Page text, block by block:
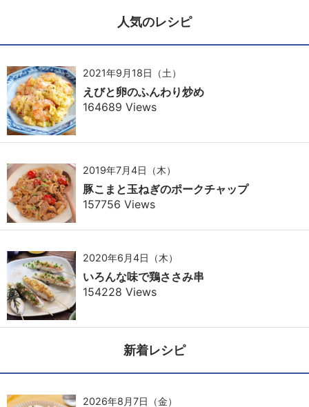
人気のレシピ
2021年9月18日（土）
えびと卵のふんわり炒め
164689 Views
2019年7月4日（木）
豚こまと玉ねぎのポークチャップ
157756 Views
2020年6月4日（木）
いろんな味で鶏ささみ串
154228 Views
新着レシピ
2026年8月7日（金）